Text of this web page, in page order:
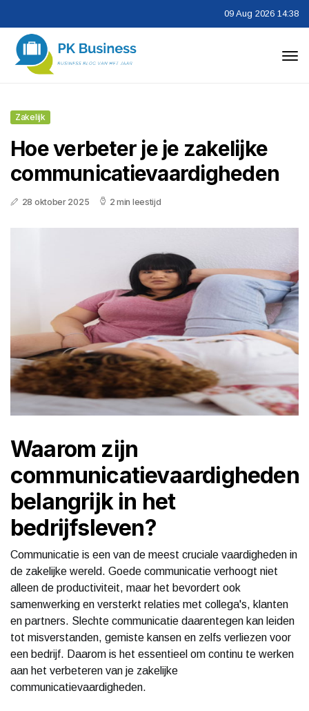
09 Aug 2026 14:38
Zakelijk
Hoe verbeter je je zakelijke
communicatievaardigheden
28 oktober 2025 2 min leestijd
Waarom zijn
communicatievaardigheden
belangrijk in het
bedrijfsleven?
Communicatie is een van de meest cruciale vaardigheden in
de zakelijke wereld. Goede communicatie verhoogt niet
alleen de productiviteit, maar het bevordert ook
samenwerking en versterkt relaties met collega's, klanten
en partners. Slechte communicatie daarentegen kan leiden
tot misverstanden, gemiste kansen en zelfs verliezen voor
een bedrijf. Daarom is het essentieel om continu te werken
aan het verbeteren van je zakelijke
communicatievaardigheden.